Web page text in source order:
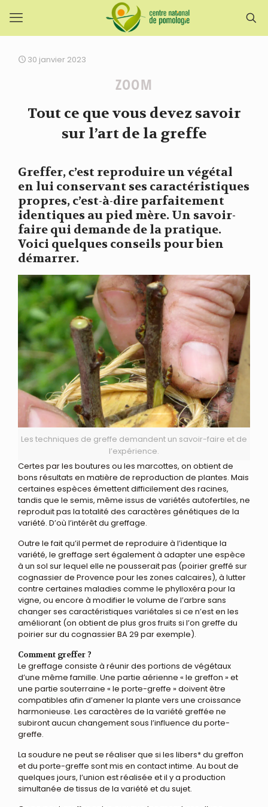
30 janvier 2023
ZOOM
Tout ce que vous devez savoir
sur l’art de la greffe
Greffer, c’est reproduire un végétal
en lui conservant ses caractéristiques
propres, c’est-à-dire parfaitement
identiques au pied mère. Un savoir-
faire qui demande de la pratique.
Voici quelques conseils pour bien
démarrer.
Les techniques de greffe demandent un savoir-faire et de
l’expérience.
Certes par les boutures ou les marcottes, on obtient de
bons résultats en matière de reproduction de plantes. Mais
certaines espèces émettent difficilement des racines,
tandis que le semis, même issus de variétés autofertiles, ne
reproduit pas la totalité des caractères génétiques de la
variété. D’où l’intérêt du greffage.
Outre le fait qu’il permet de reproduire à l’identique la
variété, le greffage sert également à adapter une espèce
à un sol sur lequel elle ne pousserait pas (poirier greffé sur
cognassier de Provence pour les zones calcaires), à lutter
contre certaines maladies comme le phylloxéra pour la
vigne, ou encore à modifier le volume de l’arbre sans
changer ses caractéristiques variétales si ce n’est en les
améliorant (on obtient de plus gros fruits si l’on greffe du
poirier sur du cognassier BA 29 par exemple).
Comment greffer ?
Le greffage consiste à réunir des portions de végétaux
d’une même famille. Une partie aérienne « le greffon » et
une partie souterraine « le porte-greffe » doivent être
compatibles afin d’amener la plante vers une croissance
harmonieuse. Les caractères de la variété greffée ne
subiront aucun changement sous l’influence du porte-
greffe.
La soudure ne peut se réaliser que si les libers* du greffon
et du porte-greffe sont mis en contact intime. Au bout de
quelques jours, l’union est réalisée et il y a production
simultanée de tissus de la variété et du sujet.